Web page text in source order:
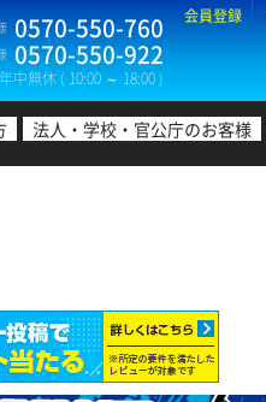
0570-550-760
0570-550-922
年中無休 ( 10:00 ～ 18:00 )
会員登録
法人・学校・官公庁のお客様